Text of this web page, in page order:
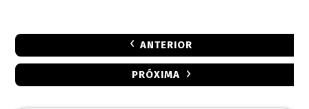
ANTERIOR
PRÓXIMA